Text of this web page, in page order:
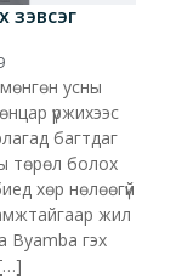
зэвсэг
усны
үржихээс
багтдаг
төрөл болох
хөр нөлөөгүй
жил
Byamba гэх